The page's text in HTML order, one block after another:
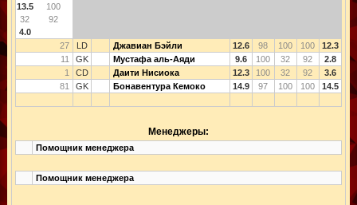
13.5
100
32
92
4.0
27
LD Джавиан Бэйли 12.6 98 100 100
12.3
11
GK Мустафа аль-Аяди 9.6 100 32 92
2.8
1
CD Даити Нисиока 12.3 100 32 92
3.6
81
GK Бонавентура Кемоко 14.9 97 100 100 14.5
Менеджеры:
Помощник менеджера
Помощник менеджера